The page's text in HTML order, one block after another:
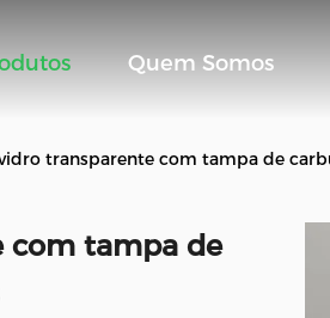
Quem Somos
transparente com tampa de
com tampa de